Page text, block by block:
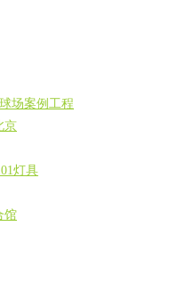
场案例工程
京
灯具
馆